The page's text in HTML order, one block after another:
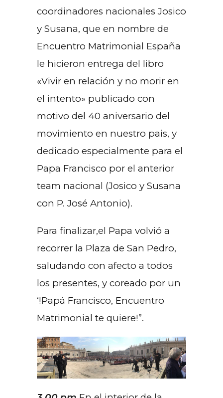
coordinadores nacionales Josico
y Susana, que en nombre de
Encuentro Matrimonial España
le hicieron entrega del libro
«Vivir en relación y no morir en
el intento» publicado con
motivo del 40 aniversario del
movimiento en nuestro pais, y
dedicado especialmente para el
Papa Francisco por el anterior
team nacional (Josico y Susana
con P. José Antonio).
Para finalizar,el Papa volvió a
recorrer la Plaza de San Pedro,
saludando con afecto a todos
los presentes, y coreado por un
‘!Papá Francisco, Encuentro
Matrimonial te quiere!”.